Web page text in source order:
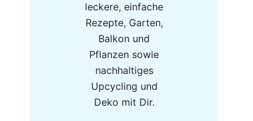
leckere, einfache
Rezepte, Garten,
Balkon und
Pflanzen sowie
nachhaltiges
Upcycling und
Deko mit Dir.